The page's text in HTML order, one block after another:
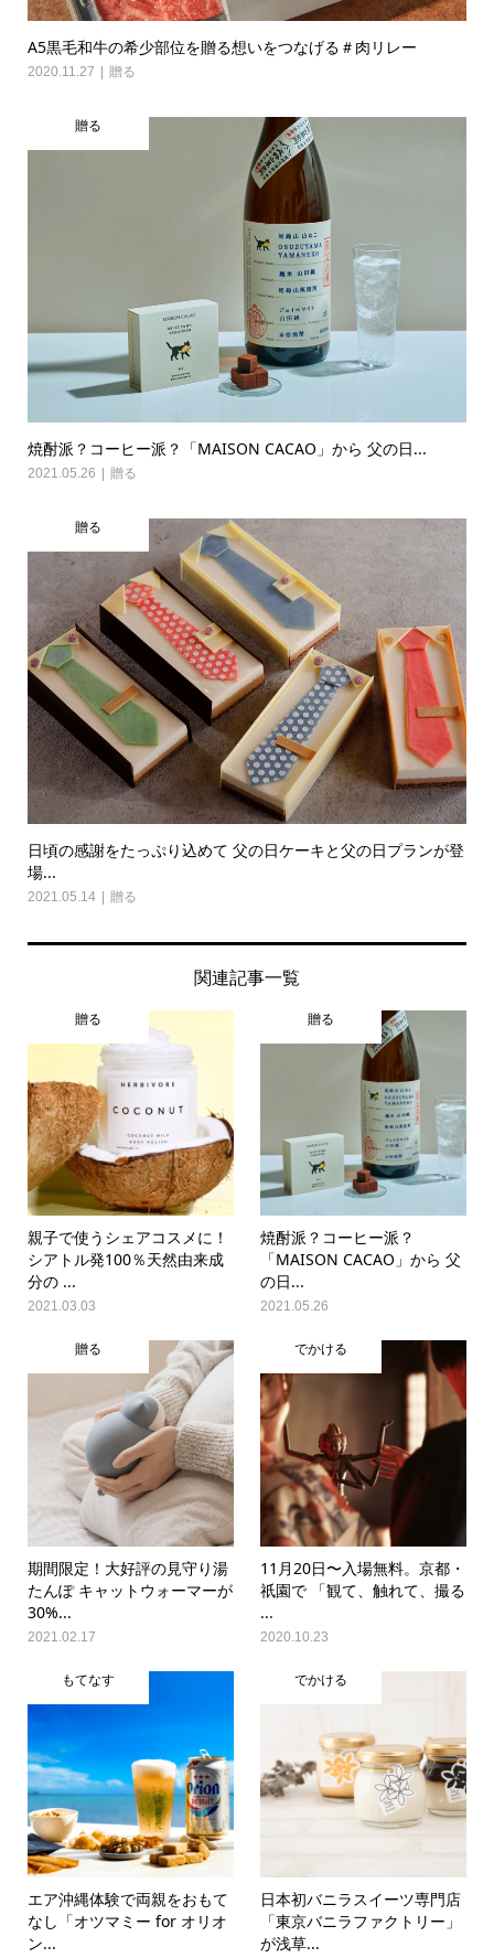
A5黒毛和牛の希少部位を贈る想いをつなげる＃肉リレー
2020.11.27 贈る
贈る
焼酎派？コーヒー派？「MAISON CACAO」から 父の日...
2021.05.26 贈る
贈る
日頃の感謝をたっぷり込めて 父の日ケーキと父の日プランが登
場...
2021.05.14 贈る
関連記事一覧
贈る
親子で使うシェアコスメに！
シアトル発100％天然由来成
分の ...
2021.03.03
贈る
焼酎派？コーヒー派？
「MAISON CACAO」から 父
の日...
2021.05.26
贈る
期間限定！大好評の見守り湯
たんぽ キャットウォーマーが
30%...
2021.02.17
でかける
11月20日〜入場無料。京都・
祇園で 「観て、触れて、撮る
...
2020.10.23
もてなす
エア沖縄体験で両親をおもて
なし「オツマミー for オリオ
ン...
でかける
日本初バニラスイーツ専門店
「東京バニラファクトリー」
が浅草...